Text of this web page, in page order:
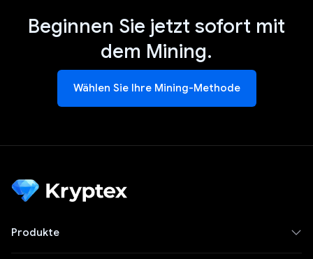
Beginnen Sie jetzt sofort mit
dem Mining.
Wählen Sie Ihre Mining-Methode
Produkte